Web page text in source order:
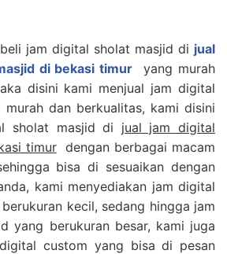
jam digital sholat masjid di jual
di bekasi timur yang murah
disini kami menjual jam digital
dan berkualitas, kami disini
sholat masjid di jual jam digital
timurdengan berbagai macam
bisa di sesuaikan dengan
kami menyediakan jam digital
kecil, sedang hingga jam
yang berukuran besar, kami juga
custom yang bisa di pesan